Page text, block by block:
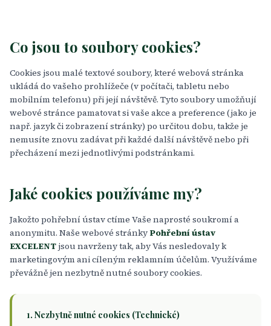
Co jsou to soubory cookies?
Cookies jsou malé textové soubory, které webová stránka
ukládá do vašeho prohlížeče (v počítači, tabletu nebo
mobilním telefonu) při její návštěvě. Tyto soubory umožňují
webové stránce pamatovat si vaše akce a preference (jako je
např. jazyk či zobrazení stránky) po určitou dobu, takže je
nemusíte znovu zadávat při každé další návštěvě nebo při
přecházení mezi jednotlivými podstránkami.
Jaké cookies používáme my?
Jakožto pohřební ústav ctíme Vaše naprosté soukromí a
anonymitu. Naše webové stránky Pohřební ústav
EXCELENT jsou navrženy tak, aby Vás nesledovaly k
marketingovým ani cíleným reklamním účelům. Využíváme
převážně jen nezbytně nutné soubory cookies.
1. Nezbytně nutné cookies (Technické)